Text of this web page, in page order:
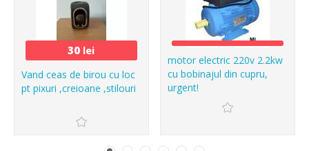
30 lei
Vand ceas de birou cu loc
pt pixuri ,creioane ,stilouri
motor electric 220v 2.2kw
cu bobinajul din cupru,
urgent!